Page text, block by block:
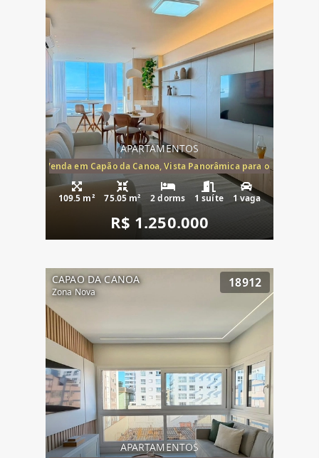
APARTAMENTOS
Mar à Venda em Capão da Canoa, Vista Panorâmica para o Mar, 2
109.5 m² 75.05 m² 2 dorms 1 suíte 1 vaga
R$ 1.250.000
CAPAO DA CANOA
Zona Nova
18912
APARTAMENTOS